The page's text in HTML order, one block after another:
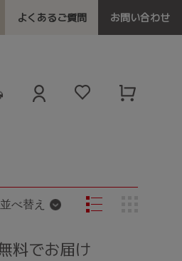
よくあるご質問 お問い合わせ
並べ替え
料でお届け